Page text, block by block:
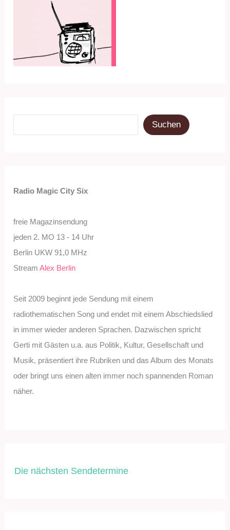
Suchen
Radio Magic City Six
freie Magazinsendung
jeden 2. MO 13 - 14 Uhr
Berlin UKW 91,0 MHz
StreamAlex Berlin
Seit 2009 beginnt jede Sendung mit einem
radiothematischen Song und endet mit einem Abschiedslied
in immer wieder anderen Sprachen. Dazwischen spricht
Gerti mit Gästen u.a. aus Politik, Kultur, Gesellschaft und
Musik, präsentiert ihre Rubriken und das Album des Monats
oder bringt uns einen alten immer noch spannenden Roman
näher.
Die nächsten Sendetermine